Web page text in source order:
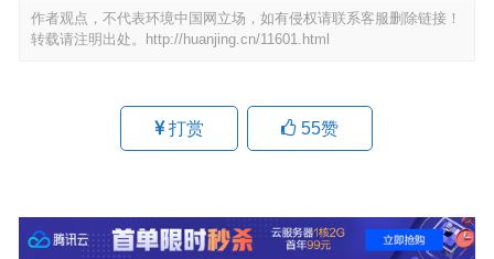
作者观点，不代表环境中国网立场，如有侵权请联系客服删除链接！
转载请注明出处。
http://huanjing.cn/11601.html
打赏 55赞